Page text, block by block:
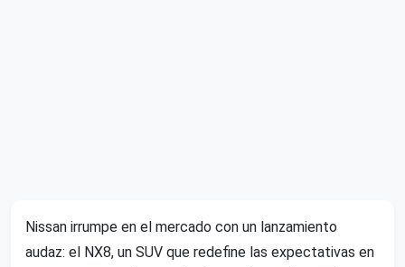
Nissan irrumpe en el mercado con un lanzamiento
audaz: el NX8, un SUV que redefine las expectativas en